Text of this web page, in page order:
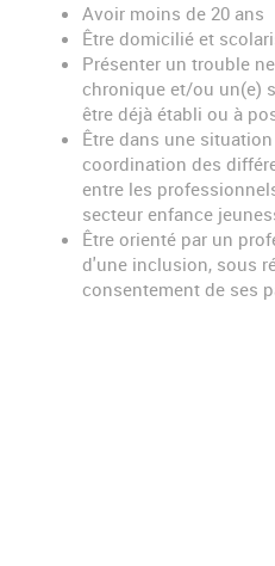
Avoir moins de 20 ans
Être domicilié et
Présenter un trouble
chronique et/ou un(e)
être déjà établi ou à
Être dans une
coordination des
entre les
secteur enfance
Être orienté par un
d'une inclusion, sous
consentement de ses